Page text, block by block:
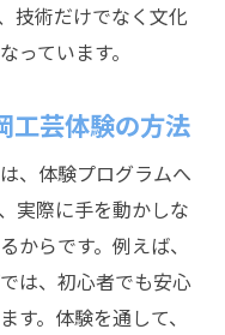
体験の楽しみ方
の技と心
する職人の世界
り体験案内
岡ものづくり体験
づくりの秘訣
の新しい楽しみ方
技術だけでなく文化
っています。
工芸体験の方法
、体験プログラムへ
実際に手を動かしな
からです。例えば、
は、初心者でも安心
す。体験を通して、